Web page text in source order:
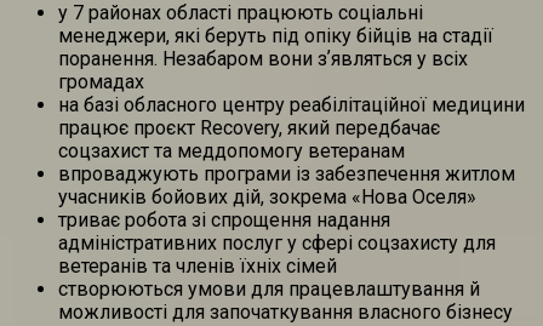
у 7 районах області працюють соціальні
менеджери, які беруть під опіку бійців на стадії
поранення. Незабаром вони зʼявляться у всіх
громадах
на базі обласного центру реабілітаційної медицини
працює проєкт Recovery, який передбачає
соцзахист та меддопомогу ветеранам
впроваджують програми із забезпечення житлом
учасників бойових дій, зокрема «Нова Оселя»
триває робота зі спрощення надання
адміністративних послуг у сфері соцзахисту для
ветеранів та членів їхніх сімей
створюються умови для працевлаштування й
можливості для започаткування власного бізнесу